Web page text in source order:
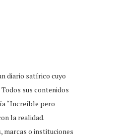
diario satírico cuyo
sus contenidos
“Increíble pero
la realidad.
marcas o instituciones